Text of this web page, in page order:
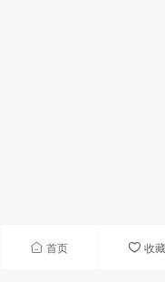
首页 收藏